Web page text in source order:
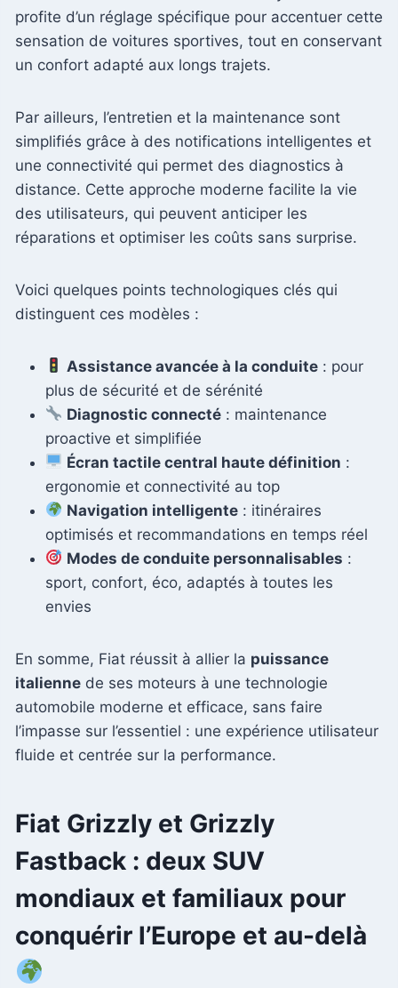
profite d’un réglage spécifique pour accentuer cette
sensation de voitures sportives, tout en conservant
un confort adapté aux longs trajets.
Par ailleurs, l’entretien et la maintenance sont
simplifiés grâce à des notifications intelligentes et
une connectivité qui permet des diagnostics à
distance. Cette approche moderne facilite la vie
des utilisateurs, qui peuvent anticiper les
réparations et optimiser les coûts sans surprise.
Voici quelques points technologiques clés qui
distinguent ces modèles :
Assistance avancée à la conduite : pour
plus de sécurité et de sérénité
Diagnostic connecté : maintenance
proactive et simplifiée
Écran tactile central haute définition :
ergonomie et connectivité au top
Navigation intelligente : itinéraires
optimisés et recommandations en temps réel
Modes de conduite personnalisables :
sport, confort, éco, adaptés à toutes les
envies
En somme, Fiat réussit à allier la puissance
italienne de ses moteurs à une technologie
automobile moderne et efficace, sans faire
l’impasse sur l’essentiel : une expérience utilisateur
fluide et centrée sur la performance.
Fiat Grizzly et Grizzly
Fastback : deux SUV
mondiaux et familiaux pour
conquérir l’Europe et au-delà